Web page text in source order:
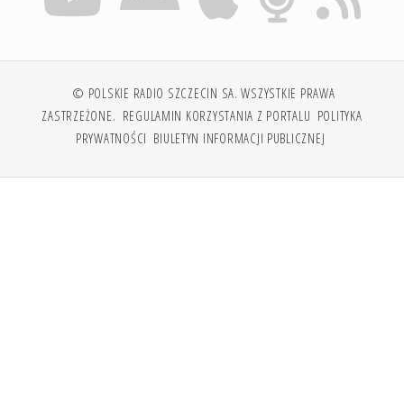
© POLSKIE RADIO SZCZECIN SA. WSZYSTKIE PRAWA
ZASTRZEŻONE. REGULAMIN KORZYSTANIA Z PORTALU POLITYKA
PRYWATNOŚCI BIULETYN INFORMACJI PUBLICZNEJ